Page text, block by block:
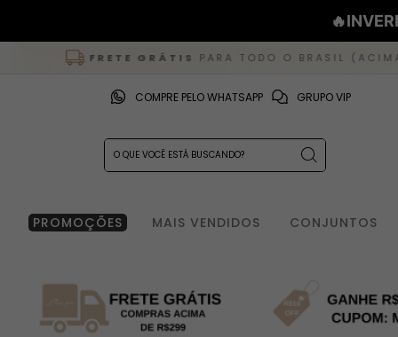
GRÁTISPARA TODO O BRASIL (ACIMA DE R$ 299)
COMPRE PELO WHATSAPP GRUPO VIP
PROMOÇÕES MAIS VENDIDOS CONJUNTOS